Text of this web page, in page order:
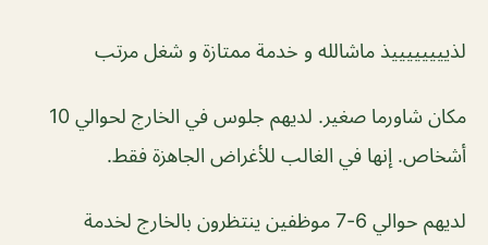
لذييييييييذ ماشالله و خدمة ممتازة و شغل مرتب
مكان شاورما صغير. لديهم جلوس في الخارج لحوالي 10
أشخاص. إنها في الغالب للأغراض الجاهزة فقط.
لديهم حوالي 6-7 موظفين ينتظرون بالخارج لخدمة